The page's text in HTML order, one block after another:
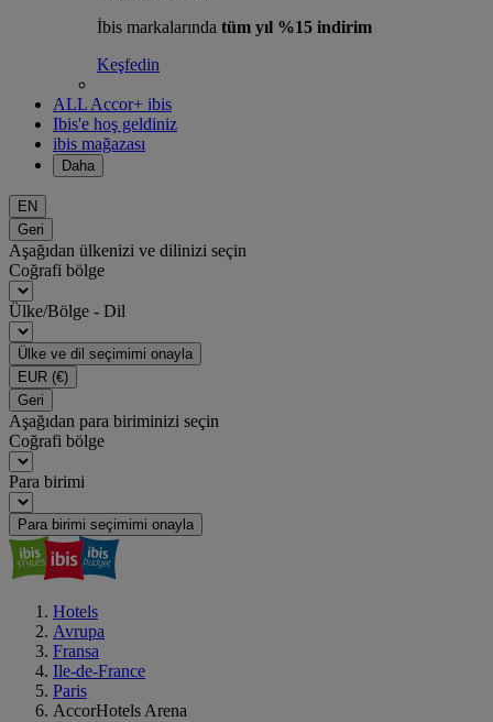
İbis markalarında tüm yıl %15 indirim
Keşfedin
ALL Accor+ ibis
Ibis'e hoş geldiniz
ibis mağazası
Daha
EN
Geri
Aşağıdan ülkenizi ve dilinizi seçin
Coğrafi bölge
Ülke/Bölge - Dil
Ülke ve dil seçimimi onayla
EUR (€)
Geri
Aşağıdan para biriminizi seçin
Coğrafi bölge
Para birimi
Para birimi seçimimi onayla
Hotels
Avrupa
Fransa
Ile-de-France
Paris
AccorHotels Arena